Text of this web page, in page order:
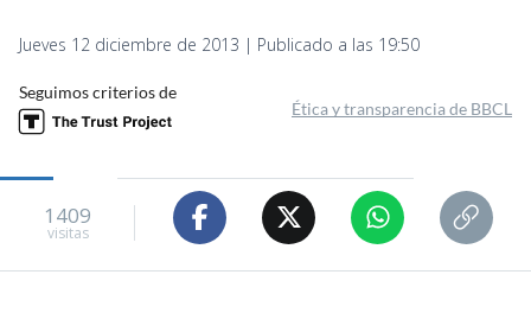
Jueves 12 diciembre de 2013 | Publicado a las 19:50
Seguimos criterios de
Ética y transparencia de BBCL
1409
visitas